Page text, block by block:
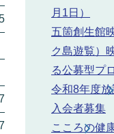
25日（月曜日）午後
7日（火曜日）午後
月3日（金曜日）午後
月1日）
五箇創生館
ク島遊覧）
る公募型プ
令和8年度
入会者募集
こころの健